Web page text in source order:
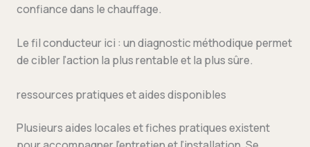
confiance dans le chauffage.
Le fil conducteur ici : un diagnostic méthodique permet
de cibler l’action la plus rentable et la plus sûre.
ressources pratiques et aides disponibles
Plusieurs aides locales et fiches pratiques existent